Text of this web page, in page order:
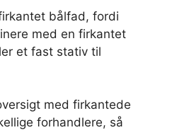
bålfad, fordi
med en firkantet
et fast stativ til
med firkantede
forhandlere, så